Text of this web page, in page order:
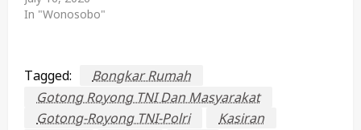
In "Wonosobo"
Tagged:
Bongkar Rumah
Gotong Royong TNI Dan Masyarakat
Gotong-Royong TNI-Polri
Kasiran